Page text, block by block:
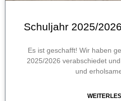
Schuljahr 2025/
Es ist geschafft! Wir haben
2025/2026 verabschiedet
und